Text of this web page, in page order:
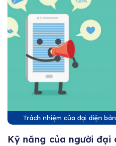
Trách nhiệm của đại diện
Kỹ năng của người đại